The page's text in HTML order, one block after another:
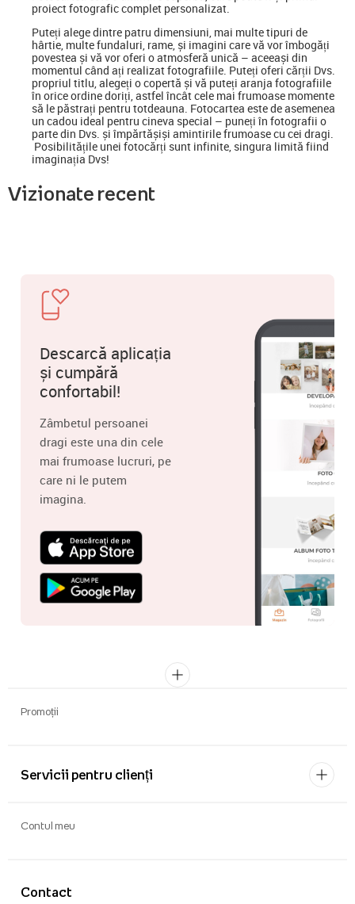
proiect fotografic complet personalizat.
Puteți alege dintre patru dimensiuni, mai multe tipuri de
hârtie, multe fundaluri, rame, și imagini care vă vor îmbogăți
povestea și vă vor oferi o atmosferă unică – aceeași din
momentul când ați realizat fotografiile. Puteți oferi cărții Dvs.
propriul titlu, alegeți o copertă și vă puteți aranja fotografiile
în orice ordine doriți, astfel încât cele mai frumoase momente
să le păstrați pentru totdeauna. Fotocartea este de asemenea
un cadou ideal pentru cineva special – puneți în fotografii o
parte din Dvs. și împărtășiși amintirile frumoase cu cei dragi.
Posibilitățile unei fotocărți sunt infinite, singura limită fiind
imaginația Dvs!
Vizionate recent
Descarcă aplicația
și cumpără
confortabil!
Zâmbetul persoanei
dragi este una din cele
mai frumoase lucruri, pe
care ni le putem
imagina.
Promoții
Servicii pentru clienți
Contact
Contul meu